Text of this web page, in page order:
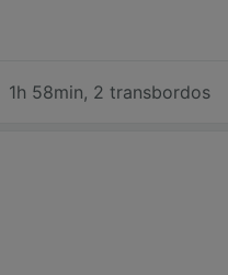
1h 58min, 2 transbordos